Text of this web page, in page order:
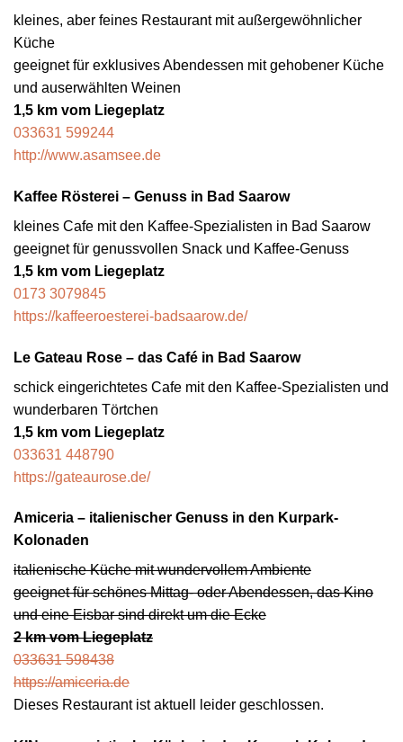
kleines, aber feines Restaurant mit außergewöhnlicher
Küche
geeignet für exklusives Abendessen mit gehobener Küche
und auserwählten Weinen
1,5 km vom Liegeplatz
033631 599244
http://www.asamsee.de
Kaffee Rösterei – Genuss in Bad Saarow
kleines Cafe mit den Kaffee-Spezialisten in Bad Saarow
geeignet für genussvollen Snack und Kaffee-Genuss
1,5 km vom Liegeplatz
0173 3079845
https://kaffeeroesterei-badsaarow.de/
Le Gateau Rose – das Café in Bad Saarow
schick eingerichtetes Cafe mit den Kaffee-Spezialisten und
wunderbaren Törtchen
1,5 km vom Liegeplatz
033631 448790
https://gateaurose.de/
Amiceria – italienischer Genuss in den Kurpark-
Kolonaden
italienische Küche mit wundervollem Ambiente
geeignet für schönes Mittag- oder Abendessen, das Kino
und eine Eisbar sind direkt um die Ecke
2 km vom Liegeplatz
033631 598438
https://amiceria.de
Dieses Restaurant ist aktuell leider geschlossen.